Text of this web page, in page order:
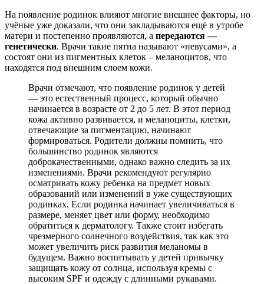
На появление родинок влияют многие внешнее факторы, но
учёные уже доказали, что они закладываются ещё в утробе
матери и постепенно проявляются, а передаются —
генетически. Врачи такие пятна называют «невусами», а
состоят они из пигментных клеток – меланоцитов, что
находятся под внешним слоем кожи.
Врачи отмечают, что появление родинок у детей
— это естественный процесс, который обычно
начинается в возрасте от 2 до 5 лет. В этот период
кожа активно развивается, и меланоциты, клетки,
отвечающие за пигментацию, начинают
формироваться. Родители должны помнить, что
большинство родинок являются
доброкачественными, однако важно следить за их
изменениями. Врачи рекомендуют регулярно
осматривать кожу ребенка на предмет новых
образований или изменений в уже существующих
родинках. Если родинка начинает увеличиваться в
размере, меняет цвет или форму, необходимо
обратиться к дерматологу. Также стоит избегать
чрезмерного солнечного воздействия, так как это
может увеличить риск развития меланомы в
будущем. Важно воспитывать у детей привычку
защищать кожу от солнца, используя кремы с
высоким SPF и одежду с длинными рукавами.